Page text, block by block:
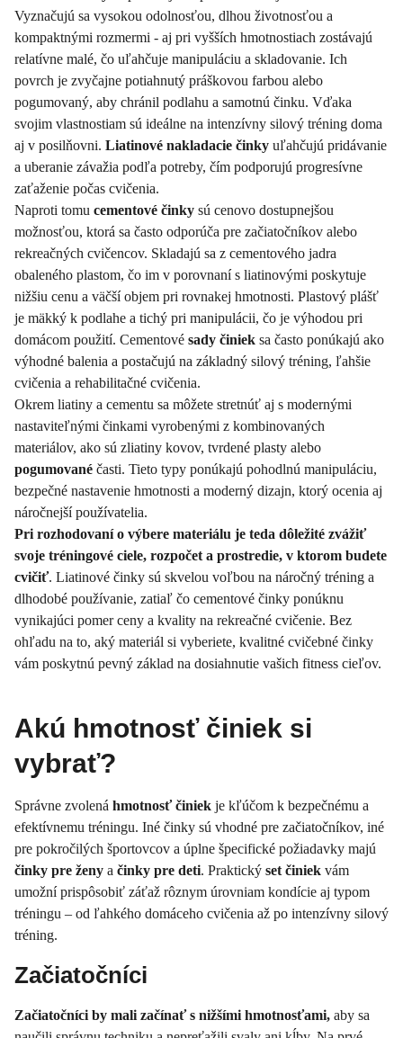
Vyznačujú sa vysokou odolnosťou, dlhou životnosťou a
kompaktnými rozmermi - aj pri vyšších hmotnostiach zostávajú
relatívne malé, čo uľahčuje manipuláciu a skladovanie. Ich
povrch je zvyčajne potiahnutý práškovou farbou alebo
pogumovaný, aby chránil podlahu a samotnú činku. Vďaka
svojim vlastnostiam sú ideálne na intenzívny silový tréning doma
aj v posilňovni. Liatinové nakladacie činky uľahčujú pridávanie
a uberanie závažia podľa potreby, čím podporujú progresívne
zaťaženie počas cvičenia.
Naproti tomu cementové činky sú cenovo dostupnejšou
možnosťou, ktorá sa často odporúča pre začiatočníkov alebo
rekreačných cvičencov. Skladajú sa z cementového jadra
obaleného plastom, čo im v porovnaní s liatinovými poskytuje
nižšiu cenu a väčší objem pri rovnakej hmotnosti. Plastový plášť
je mäkký k podlahe a tichý pri manipulácii, čo je výhodou pri
domácom použití. Cementové sady činiek sa často ponúkajú ako
výhodné balenia a postačujú na základný silový tréning, ľahšie
cvičenia a rehabilitačné cvičenia.
Okrem liatiny a cementu sa môžete stretnúť aj s modernými
nastaviteľnými činkami vyrobenými z kombinovaných
materiálov, ako sú zliatiny kovov, tvrdené plasty alebo
pogumované časti. Tieto typy ponúkajú pohodlnú manipuláciu,
bezpečné nastavenie hmotnosti a moderný dizajn, ktorý ocenia aj
náročnejší používatelia.
Pri rozhodovaní o výbere materiálu je teda dôležité zvážiť
svoje tréningové ciele, rozpočet a prostredie, v ktorom budete
cvičiť. Liatinové činky sú skvelou voľbou na náročný tréning a
dlhodobé používanie, zatiaľ čo cementové činky ponúknu
vynikajúci pomer ceny a kvality na rekreačné cvičenie. Bez
ohľadu na to, aký materiál si vyberiete, kvalitné cvičebné činky
vám poskytnú pevný základ na dosiahnutie vašich fitness cieľov.
Akú hmotnosť činiek si
vybrať?
Správne zvolená hmotnosť činiek je kľúčom k bezpečnému a
efektívnemu tréningu. Iné činky sú vhodné pre začiatočníkov, iné
pre pokročilých športovcov a úplne špecifické požiadavky majú
činky pre ženy a činky pre deti. Praktický set činiek vám
umožní prispôsobiť záťaž rôznym úrovniam kondície aj typom
tréningu – od ľahkého domáceho cvičenia až po intenzívny silový
tréning.
Začiatočníci
Začiatočníci by mali začínať s nižšími hmotnosťami, aby sa